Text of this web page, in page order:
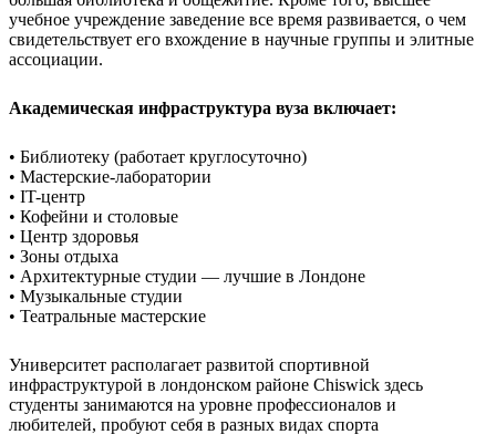
учебное учреждение заведение все время развивается, о чем
свидетельствует его вхождение в научные группы и элитные
ассоциации.
Академическая инфраструктура вуза включает:
• Библиотеку (работает круглосуточно)
• Мастерские-лаборатории
• IT-центр
• Кофейни и столовые
• Центр здоровья
• Зоны отдыха
• Архитектурные студии — лучшие в Лондоне
• Музыкальные студии
• Театральные мастерские
Университет располагает развитой спортивной
инфраструктурой в лондонском районе Chiswick здесь
студенты занимаются на уровне профессионалов и
любителей, пробуют себя в разных видах спорта